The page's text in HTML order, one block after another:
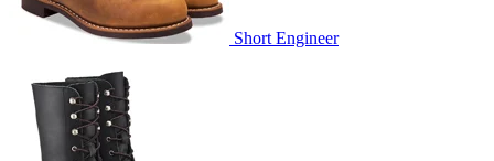
Short Engineer